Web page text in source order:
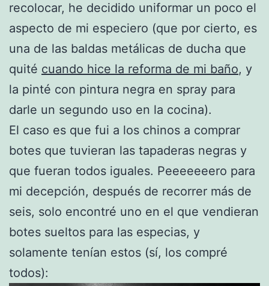
recolocar, he decidido uniformar un poco el
aspecto de mi especiero (que por cierto, es
una de las baldas metálicas de ducha que
quité cuando hice la reforma de mi baño, y
la pinté con pintura negra en spray para
darle un segundo uso en la cocina).
El caso es que fui a los chinos a comprar
botes que tuvieran las tapaderas negras y
que fueran todos iguales. Peeeeeeero para
mi decepción, después de recorrer más de
seis, solo encontré uno en el que vendieran
botes sueltos para las especias, y
solamente tenían estos (sí, los compré
todos):